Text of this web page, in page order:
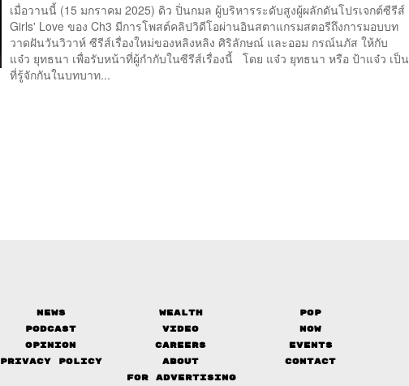
เมื่อวานนี้ (15 มกราคม 2025) ดิว ปิ่นกมล ผู้บริหารระดับสูงผู้ผลักดันโปรเจกต์ซีรีส์
Girls' Love ของ Ch3 มีการโพสต์คลิปวิดีโอผ่านอินสตาแกรมสตอรีถึงการมอบบท
วาดฝันวันวิวาห์ ซีรีส์เรื่องใหม่ของหลิงหลิง ศิริลักษณ์ และออม กรณ์นภัส ให้กับ
แจ๋ว ยุทธนา เพื่อรับหน้าที่ผู้กำกับในซีรีส์เรื่องนี้ โดย แจ๋ว ยุทธนา หรือ ป้าแจ๋ว เป็น
ที่รู้จักกันในบทบาท...
News Wealth
Pop
Podcast
Video
Now
Opinion
Careers
Events
Privacy Policy
About
Contact
FOR ADVERTISING